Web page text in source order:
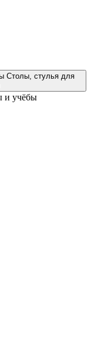
Столы, стулья для